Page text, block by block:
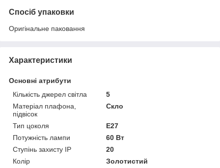
Спосіб упаковки
Оригінальне паковання
Характеристики
Основні атрибути
Кількість джерел світла
5
Матеріал плафона,
підвісок
Скло
Тип цоколя
E27
Потужність лампи
60 Вт
Ступінь захисту IP
20
Колір
Золотистий